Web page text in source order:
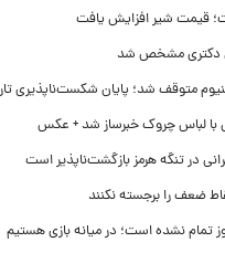
قیمت شیر افزایش یافت
دکتری مشخص شد
متوقف شد؛ پایان شکست‌ناپذیری
با لباس چروک خبرساز شد + عکس
در تنگه هرمز بازگشت‌ناپذیر است
ضعف را برجسته نکنند
تمام نشده است؛ در میانه بازی هستیم